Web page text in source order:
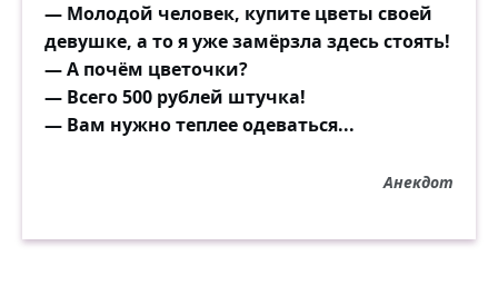
— Молодой человек, купите цветы своей
девушке, а то я уже замёрзла здесь стоять!
— А почём цветочки?
— Всего 500 рублей штучка!
— Вам нужно теплее одеваться...
Анекдот